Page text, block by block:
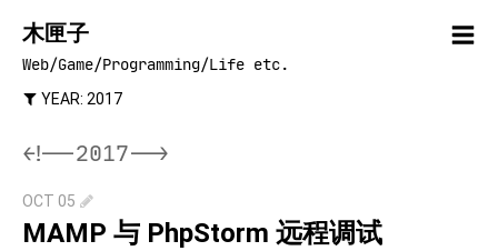
木匣子
Web/Game/Programming/Life etc.
YEAR: 2017
<!--2017-->
OCT 05
MAMP 与 PhpStorm 远程调试